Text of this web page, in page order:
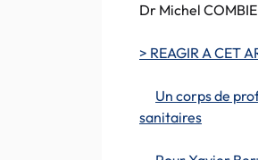
Dr Michel
> REAGIR A CET
Un corps de
sanitaires